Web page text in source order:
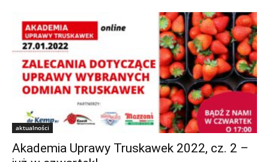
aktualności
Akademia Uprawy Truskawek 2022, cz. 2 –